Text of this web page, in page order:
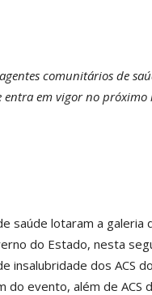
comunitários de
em vigor no próximo
saúde lotaram a galeria
do Estado, nesta
insalubridade dos ACS
do evento, além de ACS